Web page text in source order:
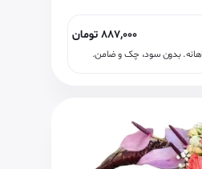
887,000 تومان